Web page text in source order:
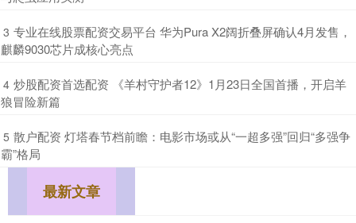
3 ​专业在线股票配资交易平台 华为Pura X2阔折叠屏确认4月发售，
麒麟9030芯片成核心亮点
4 ​炒股配资首选配资 《羊村守护者12》1月23日全国首播，开启羊
狼冒险新篇
5 ​散户配资 灯塔春节档前瞻：电影市场或从“一超多强”回归“多强争
霸”格局
最新文章